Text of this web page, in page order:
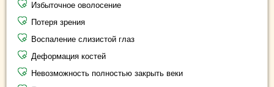
Избыточное оволосение
Потеря зрения
Воспаление слизистой глаз
Деформация костей
Невозможность полностью закрыть веки